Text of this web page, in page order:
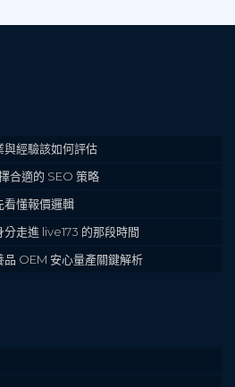
與經驗該如何評估
合適的 SEO 策略
看懂報價邏輯
走進 live173 的那段時間
OEM 安心量產關鍵解析